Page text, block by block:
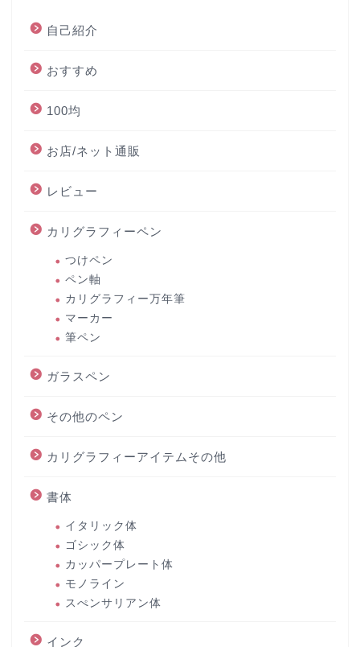
自己紹介
おすすめ
100均
お店/ネット通販
レビュー
カリグラフィーペン
つけペン
ペン軸
カリグラフィー万年筆
マーカー
筆ペン
ガラスペン
その他のペン
カリグラフィーアイテムその他
書体
イタリック体
ゴシック体
カッパープレート体
モノライン
スぺンサリアン体
インク